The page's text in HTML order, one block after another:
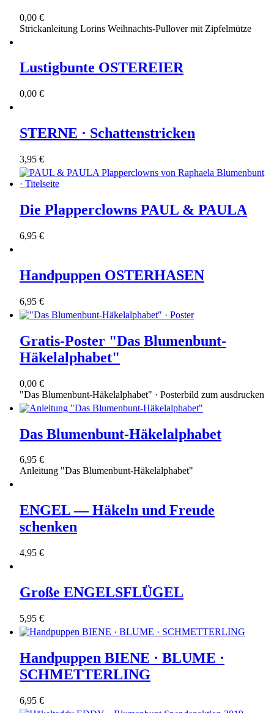
0,00 €
Strickanleitung Lorins Weihnachts-Pullover mit Zipfelmütze
Lustigbunte OSTEREIER
0,00 €
STERNE · Schattenstricken
3,95 €
Die Plapperclowns PAUL & PAULA
6,95 €
Handpuppen OSTERHASEN
6,95 €
Gratis-Poster "Das Blumenbunt-
Häkelalphabet"
0,00 €
"Das Blumenbunt-Häkelalphabet" · Posterbild zum ausdrucken
Das Blumenbunt-Häkelalphabet
6,95 €
Anleitung "Das Blumenbunt-Häkelalphabet"
ENGEL — Häkeln und Freude
schenken
4,95 €
Große ENGELSFLÜGEL
5,95 €
Handpuppen BIENE · BLUME ·
SCHMETTERLING
6,95 €